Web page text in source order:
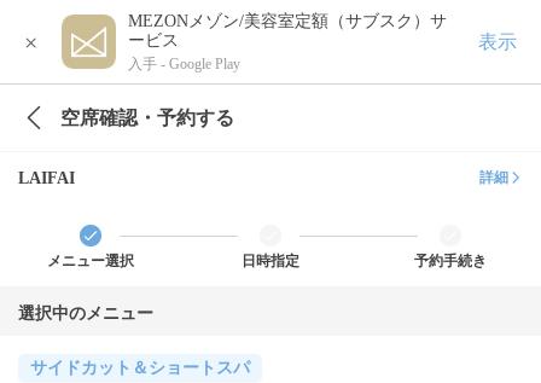
×
MEZONメゾン/美容室定額（サブスク）サ
ービス
入手 - Google Play
表示
空席確認・予約する
LAIFAI 詳細
メニュー選択 日時指定 予約手続き
選択中のメニュー
サイドカット＆ショートスパ